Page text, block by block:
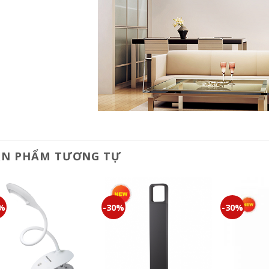
PHẨM TƯƠNG TỰ
-30% -30%